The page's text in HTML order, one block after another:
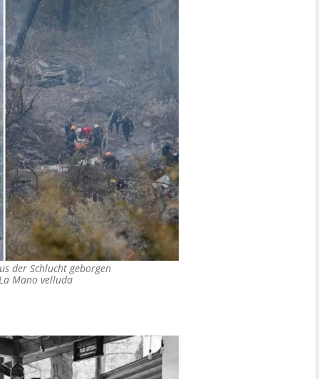
der Schlucht geborgen
Mano velluda